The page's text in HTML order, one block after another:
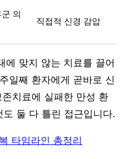
의
직접적 신경 감압
에 맞지 않는 치료를 끌어
일째 환자에게 곧바로 신
치료에 실패한 만성 환
둘 다 틀린 접근입니다.
타임라인 총정리